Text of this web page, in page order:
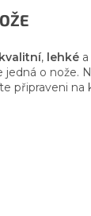
kvalitní, lehké a
jedná o nože.
připraveni